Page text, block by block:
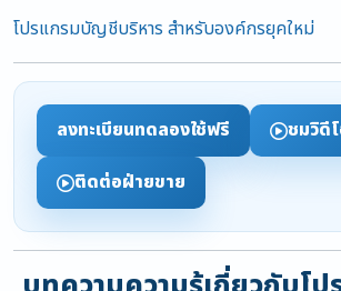
โปรแกรมบัญชีบริหาร สำหรับองค์กรยุคใหม่
ลงทะเบียนทดลองใช้ฟรี
ชมวิดี
ติดต่อฝ่ายขาย